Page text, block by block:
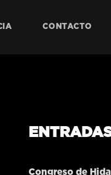
CONTACTO
Congreso de